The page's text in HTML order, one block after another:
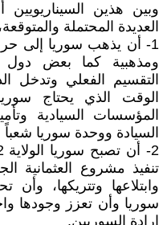
وبين هذين السيناريويين
العديدة المحتملة
1- أن يذهب سوريا إلى
ومذهبية كما بعض دول
التقسيم الفعلي وتدخل
الوقت الذي يحتاج
المؤسسات السيادية
السيادة ووحدة سوريا
تنفيذ مشروع العثمانية
وابتلاعها وتتريكها،
سوريا وأن تعزز وجودها
إرادة السوريين.